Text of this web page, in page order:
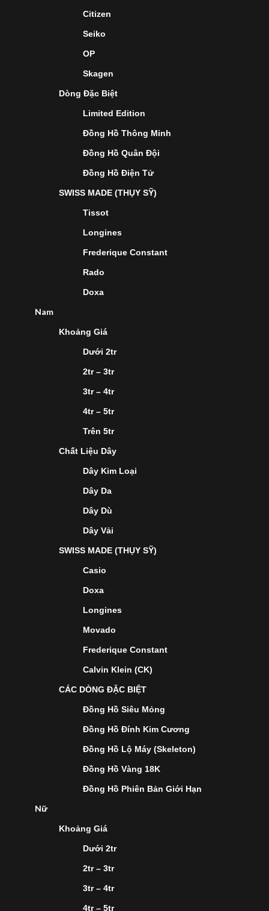
Citizen
Seiko
OP
Skagen
Dòng Đặc Biệt
Limited Edition
Đồng Hồ Thông Minh
Đồng Hồ Quân Đội
Đồng Hồ Điện Tử
SWISS MADE (THỤY SỸ)
Tissot
Longines
Frederique Constant
Rado
Doxa
Nam
Khoảng Giá
Dưới 2tr
2tr – 3tr
3tr – 4tr
4tr – 5tr
Trên 5tr
Chất Liệu Dây
Dây Kim Loại
Dây Da
Dây Dù
Dây Vải
SWISS MADE (THỤY SỸ)
Casio
Doxa
Longines
Movado
Frederique Constant
Calvin Klein (CK)
CÁC DÒNG ĐẶC BIỆT
Đồng Hồ Siêu Mỏng
Đồng Hồ Đính Kim Cương
Đồng Hồ Lộ Máy (Skeleton)
Đồng Hồ Vàng 18K
Đồng Hồ Phiên Bản Giới Hạn
Nữ
Khoảng Giá
Dưới 2tr
2tr – 3tr
3tr – 4tr
4tr – 5tr